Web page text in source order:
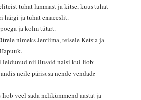
tuhat lammast ja kitse, kuus tuhat
härgi ja tuhat emaeeslit.
ja kolm tütart.
nimeks Jemiima, teisele Ketsia ja
leidunud nii ilusaid naisi kui Iiobi
neile pärisosa nende vendade
Iiob veel sada nelikümmend aastat ja